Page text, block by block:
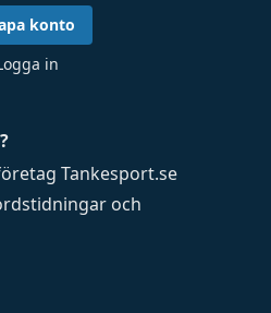
Tankesport.se
och
konto
in